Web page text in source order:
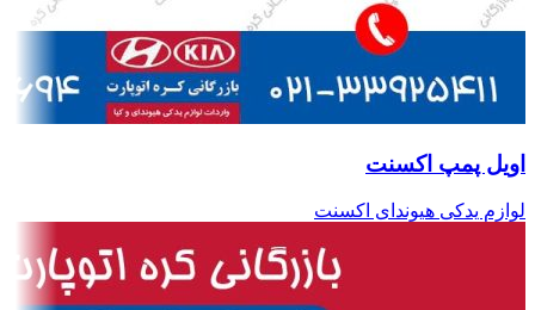
اویل پمپ اکسنت
لوازم یدکی هیوندای اکسنت